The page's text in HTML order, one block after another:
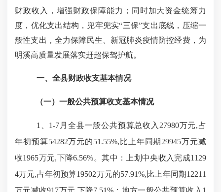
财政收入，增强财政保障能力；同时加大资金统筹力
度，优化支出结构，兜牢兜实“三保”支出底线，压缩一
般性支出，全力保障民生、新冠肺炎疫情防控经费，为
明溪高质量发展落实赶超保驾护航。
一、全县财政收支基本情况
（一）一般公共预算收支基本情况
1、1-7月全县一般公共预算总收入27980万元,占
年初预算54282万元的51.55%,比上年同期29945万元减
收1965万元,下降6.56%。其中：上划中央收入完成1129
4万元,占年初预算19502万元的57.91%,比上年同期12211
万元减收917万元,下降7.51%；地方一般公共预算收入1